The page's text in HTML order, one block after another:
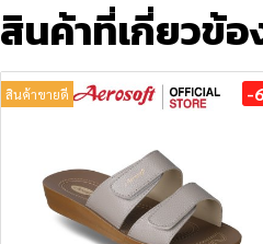
สินค้าที่เกี่ยวข้อ
สินค้าขายดี -